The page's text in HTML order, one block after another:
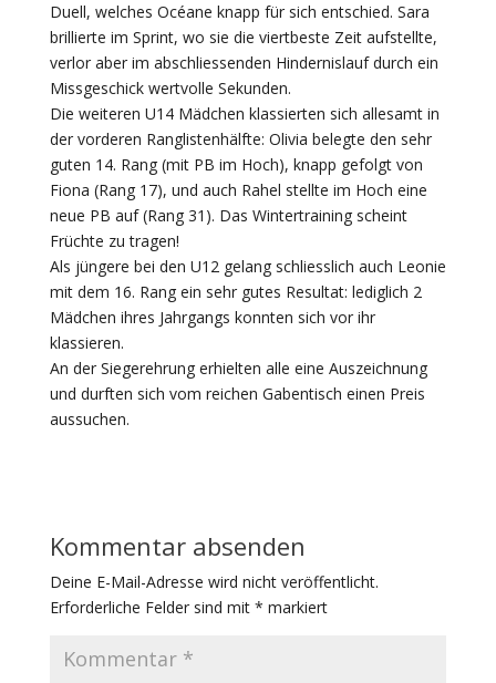
Duell, welches Océane knapp für sich entschied. Sara
brillierte im Sprint, wo sie die viertbeste Zeit aufstellte,
verlor aber im abschliessenden Hindernislauf durch ein
Missgeschick wertvolle Sekunden.
Die weiteren U14 Mädchen klassierten sich allesamt in
der vorderen Ranglistenhälfte: Olivia belegte den sehr
guten 14. Rang (mit PB im Hoch), knapp gefolgt von
Fiona (Rang 17), und auch Rahel stellte im Hoch eine
neue PB auf (Rang 31). Das Wintertraining scheint
Früchte zu tragen!
Als jüngere bei den U12 gelang schliesslich auch Leonie
mit dem 16. Rang ein sehr gutes Resultat: lediglich 2
Mädchen ihres Jahrgangs konnten sich vor ihr
klassieren.
An der Siegerehrung erhielten alle eine Auszeichnung
und durften sich vom reichen Gabentisch einen Preis
aussuchen.
Kommentar absenden
Deine E-Mail-Adresse wird nicht veröffentlicht.
Erforderliche Felder sind mit * markiert